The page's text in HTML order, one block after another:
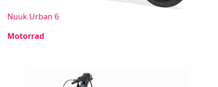
Nuuk Urban 6
Motorrad